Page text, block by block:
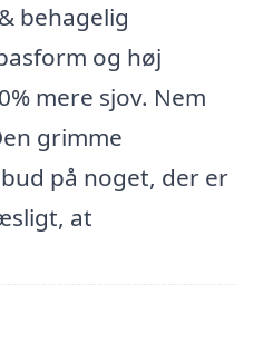
behagelig
og høj
mere sjov. Nem
grimme
på noget, der er
at